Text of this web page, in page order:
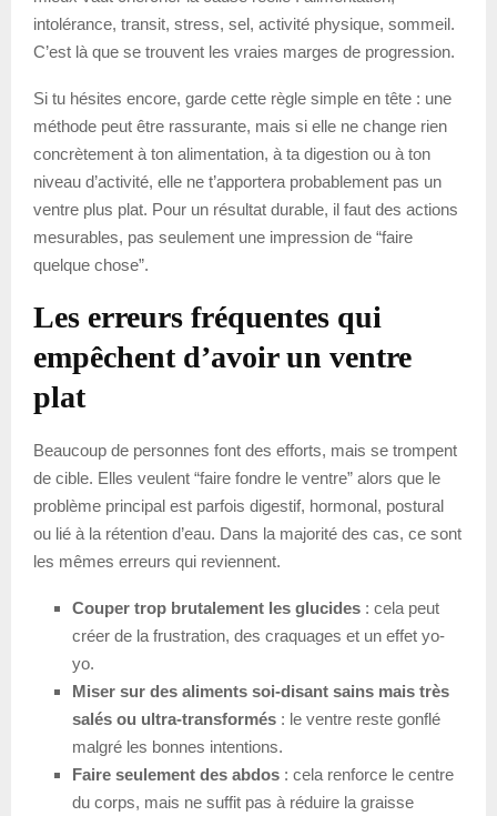
intolérance, transit, stress, sel, activité physique, sommeil.
C’est là que se trouvent les vraies marges de progression.
Si tu hésites encore, garde cette règle simple en tête : une
méthode peut être rassurante, mais si elle ne change rien
concrètement à ton alimentation, à ta digestion ou à ton
niveau d’activité, elle ne t’apportera probablement pas un
ventre plus plat. Pour un résultat durable, il faut des actions
mesurables, pas seulement une impression de “faire
quelque chose”.
Les erreurs fréquentes qui
empêchent d’avoir un ventre
plat
Beaucoup de personnes font des efforts, mais se trompent
de cible. Elles veulent “faire fondre le ventre” alors que le
problème principal est parfois digestif, hormonal, postural
ou lié à la rétention d’eau. Dans la majorité des cas, ce sont
les mêmes erreurs qui reviennent.
Couper trop brutalement les glucides : cela peut
créer de la frustration, des craquages et un effet yo-
yo.
Miser sur des aliments soi-disant sains mais très
salés ou ultra-transformés : le ventre reste gonflé
malgré les bonnes intentions.
Faire seulement des abdos : cela renforce le centre
du corps, mais ne suffit pas à réduire la graisse